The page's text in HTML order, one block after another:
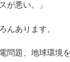
が悪い。」
んあります。
問題、地球環境